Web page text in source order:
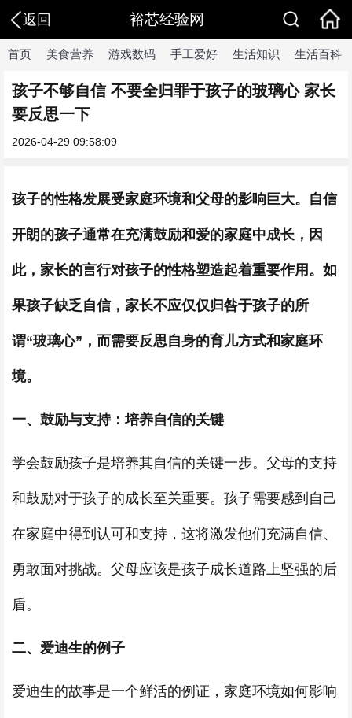
返回 裕芯经验网
首页 美食营养 游戏数码 手工爱好 生活知识 生活百科
孩子不够自信 不要全归罪于孩子的玻璃心 家长
要反思一下
2026-04-29 09:58:09
孩子的性格发展受家庭环境和父母的影响巨大。自信
开朗的孩子通常在充满鼓励和爱的家庭中成长，因
此，家长的言行对孩子的性格塑造起着重要作用。如
果孩子缺乏自信，家长不应仅仅归咎于孩子的所
谓“玻璃心”，而需要反思自身的育儿方式和家庭环
境。
一、鼓励与支持：培养自信的关键
学会鼓励孩子是培养其自信的关键一步。父母的支持
和鼓励对于孩子的成长至关重要。孩子需要感到自己
在家庭中得到认可和支持，这将激发他们充满自信、
勇敢面对挑战。父母应该是孩子成长道路上坚强的后
盾。
二、爱迪生的例子
爱迪生的故事是一个鲜活的例证，家庭环境如何影响